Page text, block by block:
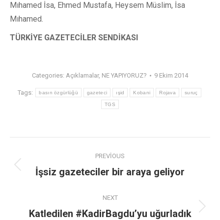
Mıhamed İsa, Ehmed Mustafa, Heysem Müslim, İsa
Mıhamed.
TÜRKİYE GAZETECİLER SENDİKASI
Categories: Açıklamalar, NE YAPIYORUZ? 9 Ekim 2014
Tags: basın özgürlüğü gazeteci ışid Kobani Rojava suruç
TGS
PREVIOUS
İşsiz gazeteciler bir araya geliyor
NEXT
Katledilen #KadirBagdu’yu uğurladık